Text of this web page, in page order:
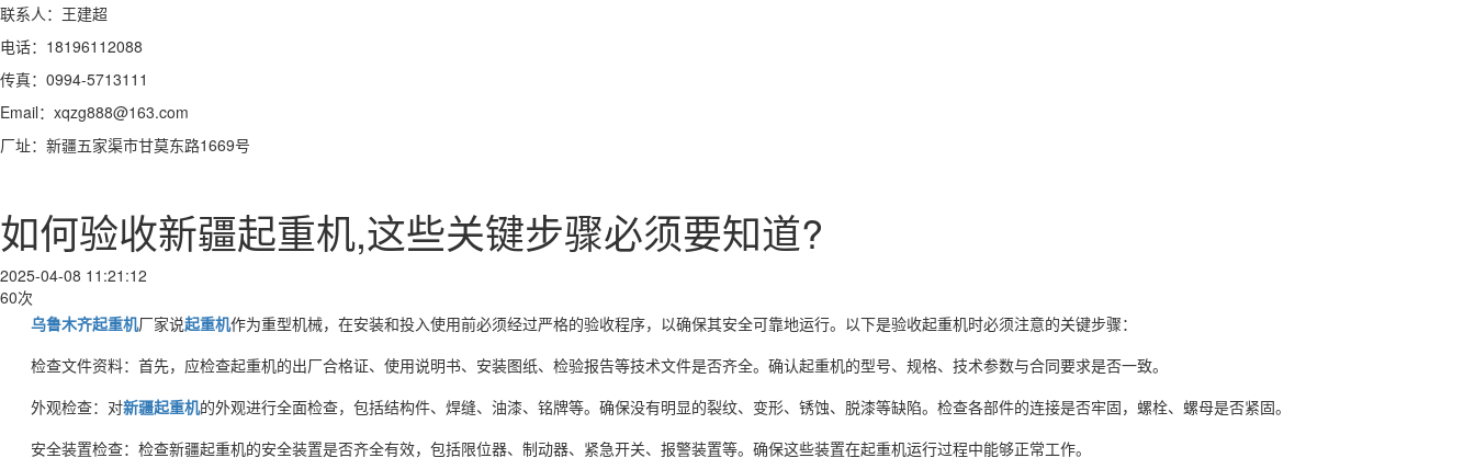
联系人：王建超
电话：18196112088
传真：0994-5713111
Email：xqzg888@163.com
厂址：新疆五家渠市甘莫东路1669号
如何验收新疆起重机,这些关键步骤必须要知道?
2025-04-08 11:21:12
60次
乌鲁木齐起重机厂家说起重机作为重型机械，在安装和投入使用前必须经过严格的验收程序，以确保其安全可靠地运行。以下是验收起重机时必须注意的关键步骤：
检查文件资料：首先，应检查起重机的出厂合格证、使用说明书、安装图纸、检验报告等技术文件是否齐全。确认起重机的型号、规格、技术参数与合同要求是否一致。
外观检查：对新疆起重机的外观进行全面检查，包括结构件、焊缝、油漆、铭牌等。确保没有明显的裂纹、变形、锈蚀、脱漆等缺陷。检查各部件的连接是否牢固，螺栓、螺母是否紧固。
安全装置检查：检查新疆起重机的安全装置是否齐全有效，包括限位器、制动器、紧急开关、报警装置等。确保这些装置在起重机运行过程中能够正常工作。